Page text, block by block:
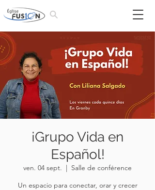
¡Grupo Vida en
Español!
ven. 04 sept.
  |
Salle de conférence
Un espacio para conectar, orar y crecer